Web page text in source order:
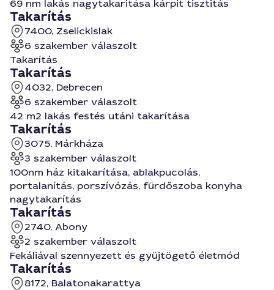
69 nm lakás nagytakaritása kárpit tisztitás
Takarítás
7400, Zselickislak
6 szakember válaszolt
Takarítás
Takarítás
4032, Debrecen
6 szakember válaszolt
42 m2 lakás festés utáni takarítása
Takarítás
3075, Márkháza
3 szakember válaszolt
100nm ház kitakarítása, ablakpucolás,
portalanítás, porszívózás, fürdőszoba konyha
nagytakarítás
Takarítás
2740, Abony
2 szakember válaszolt
Fekáliával szennyezett és gyüjtögető életmód
Takarítás
8172, Balatonakarattya